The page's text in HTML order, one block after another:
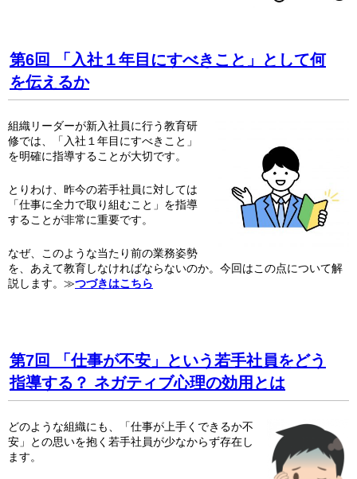
第6回 「入社１年目にすべきこと」として何
を伝えるか
組織リーダーが新入社員に行う教育研
修では、「入社１年目にすべきこと」
を明確に指導することが大切です。
とりわけ、昨今の若手社員に対しては
「仕事に全力で取り組むこと」を指導
することが非常に重要です。
なぜ、このような当たり前の業務姿勢
を、あえて教育しなければならないのか。今回はこの点について解
説します。≫つづきはこちら
第7回 「仕事が不安」という若手社員をどう
指導する？ ネガティブ心理の効用とは
どのような組織にも、「仕事が上手くできるか不
安」との思いを抱く若手社員が少なからず存在し
ます。